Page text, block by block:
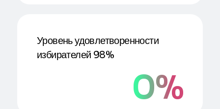
Уровень удовлетворенности
избирателей 98%
0%